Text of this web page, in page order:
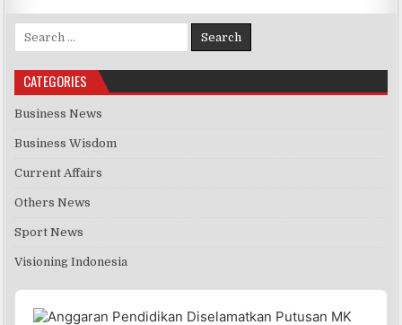
Search for:
CATEGORIES
Business News
Business Wisdom
Current Affairs
Others News
Sport News
Visioning Indonesia
Audio
Player